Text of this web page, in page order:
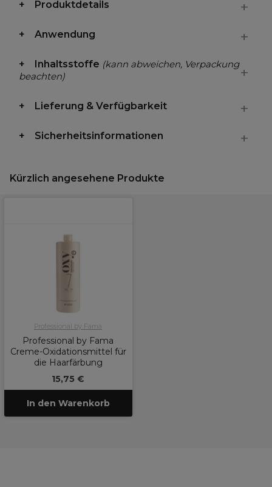
Produktdetails
Anwendung
Inhaltsstoffe (kann abweichen, Verpackung
beachten)
Lieferung & Verfügbarkeit
Sicherheitsinformationen
Kürzlich angesehene Produkte
Professional by Fama
Professional by Fama
Creme-Oxidationsmittel für
die Haarfärbung
15,75 €
In den Warenkorb